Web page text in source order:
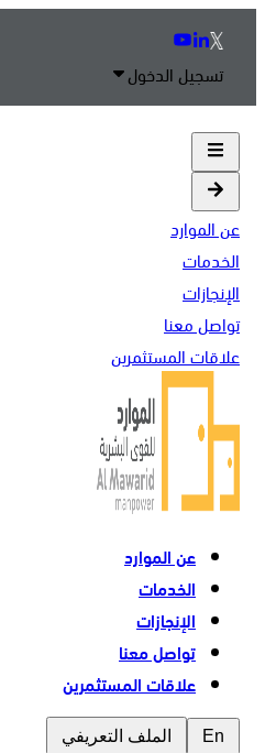
تسجيل الدخول
عن الموارد
الخدمات
الإنجازات
تواصل معنا
علاقات المستثمرين
عن الموارد
الخدمات
الإنجازات
تواصل معنا
علاقات المستثمرين
En الملف التعريفي